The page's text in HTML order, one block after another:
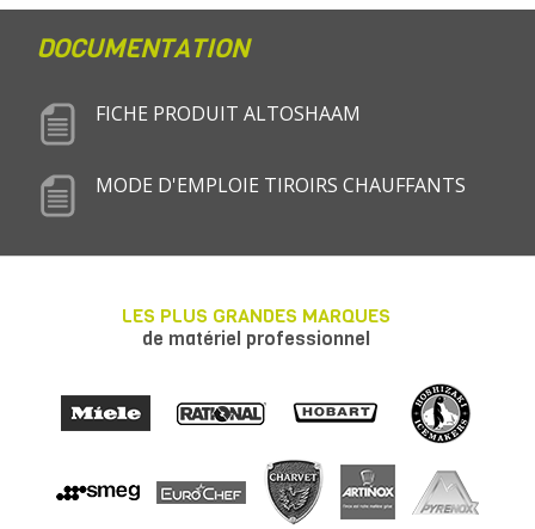
DOCUMENTATION
FICHE PRODUIT ALTOSHAAM
MODE D'EMPLOIE TIROIRS CHAUFFANTS
LES PLUS GRANDES MARQUES
de matériel professionnel